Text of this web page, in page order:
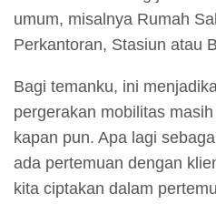
umum, misalnya Rumah
Perkantoran, Stasiun atau
Bagi temanku, ini
pergerakan mobilitas
kapan pun. Apa lagi
ada pertemuan dengan
kita ciptakan dalam